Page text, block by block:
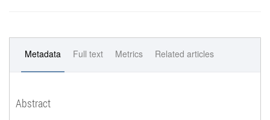
Metadata Full text Metrics Related articles
Abstract